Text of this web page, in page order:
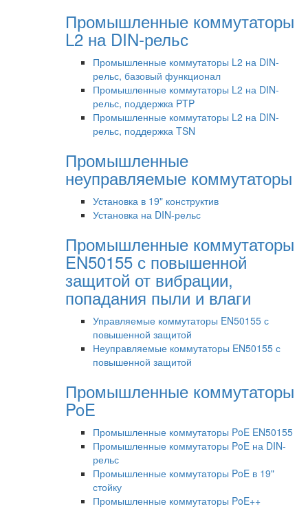
Промышленные коммутаторы
L2 на DIN-рельс
Промышленные коммутаторы L2 на DIN-
рельс, базовый функционал
Промышленные коммутаторы L2 на DIN-
рельс, поддержка PTP
Промышленные коммутаторы L2 на DIN-
рельс, поддержка TSN
Промышленные
неуправляемые коммутаторы
Установка в 19" конструктив
Установка на DIN-рельс
Промышленные коммутаторы
EN50155 с повышенной
защитой от вибрации,
попадания пыли и влаги
Управляемые коммутаторы EN50155 с
повышенной защитой
Неуправляемые коммутаторы EN50155 с
повышенной защитой
Промышленные коммутаторы
PoE
Промышленные коммутаторы PoE EN50155
Промышленные коммутаторы PoE на DIN-
рельс
Промышленные коммутаторы PoE в 19"
стойку
Промышленные коммутаторы PoE++